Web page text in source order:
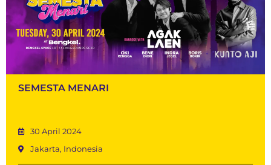
SEMESTA MENARI
30 April 2024
Jakarta, Indonesia